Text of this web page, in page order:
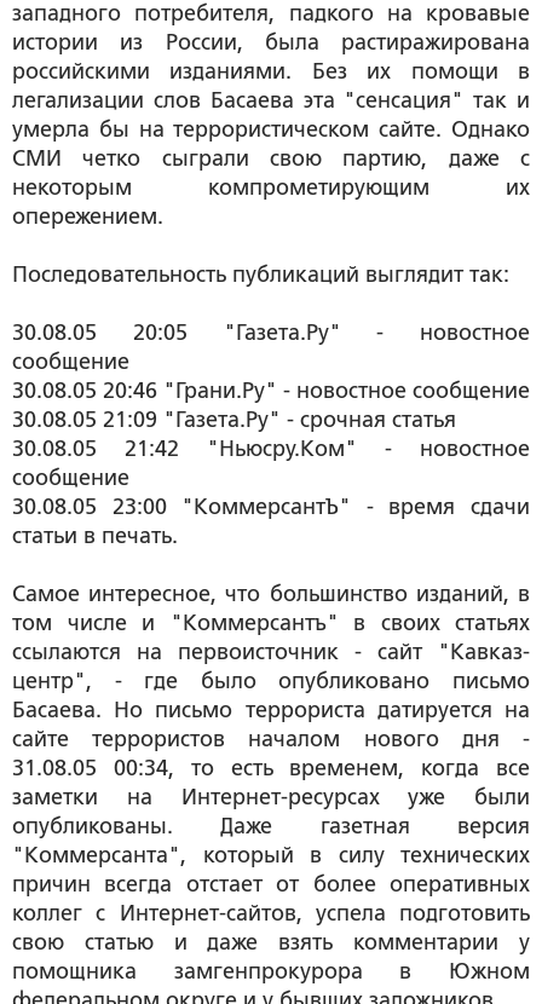
западного потребителя, падкого на кровавые
истории из России, была растиражирована
российскими изданиями. Без их помощи в
легализации слов Басаева эта "сенсация" так и
умерла бы на террористическом сайте. Однако
СМИ четко сыграли свою партию, даже с
некоторым компрометирующим их
опережением.
Последовательность публикаций выглядит так:
30.08.05 20:05 "Газета.Ру" - новостное
сообщение
30.08.05 20:46 "Грани.Ру" - новостное сообщение
30.08.05 21:09 "Газета.Ру" - срочная статья
30.08.05 21:42 "Ньюсру.Ком" - новостное
сообщение
30.08.05 23:00 "КоммерсантЪ" - время сдачи
статьи в печать.
Самое интересное, что большинство изданий, в
том числе и "Коммерсантъ" в своих статьях
ссылаются на первоисточник - сайт "Кавказ-
центр", - где было опубликовано письмо
Басаева. Но письмо террориста датируется на
сайте террористов началом нового дня -
31.08.05 00:34, то есть временем, когда все
заметки на Интернет-ресурсах уже были
опубликованы. Даже газетная версия
"Коммерсанта", который в силу технических
причин всегда отстает от более оперативных
коллег с Интернет-сайтов, успела подготовить
свою статью и даже взять комментарии у
помощника замгенпрокурора в Южном